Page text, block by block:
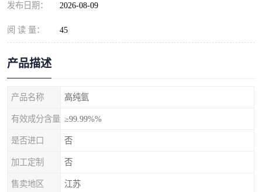
发布日期： 2026-08-09
阅 读 量： 45
产品描述
产品名称 高纯氩
有效成分含量 ≥99.99%%
是否进口 否
加工定制 否
售卖地区 江苏